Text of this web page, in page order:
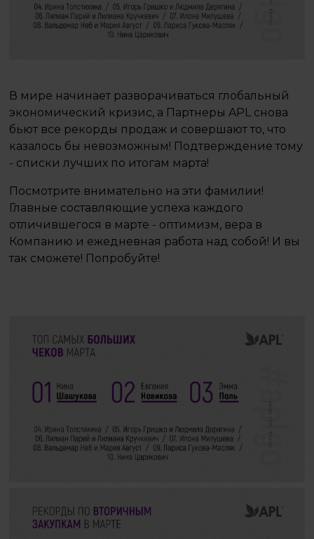
В мире начинает разворачиваться глобальный
экономический кризис, а Партнеры APL снова
бьют все рекорды продаж и совершают то, что
казалось бы невозможным! Подтверждение тому
- списки лучших по итогам марта!
Посмотрите внимательно на эти фамилии!
Главные составляющие успеха каждого
отличившегося в марте - оптимизм, вера в
Компанию и ежедневная работа над собой! И вы
так сможете! Попробуйте!